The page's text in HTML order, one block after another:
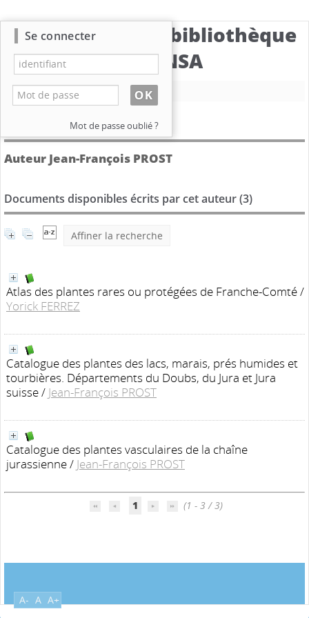
Catalogue de la bibliothèque
du CBNSA
Nouvelle recherche
Détail de l'auteur
Auteur Jean-François PROST
Documents disponibles écrits par cet auteur (3)
Affiner la recherche
Atlas des plantes rares ou protégées de Franche-Comté/
Yorick FERREZ
Catalogue des plantes des lacs, marais, prés humides et
tourbières. Départements du Doubs, du Jura et Jura
suisse/ Jean-François PROST
Catalogue des plantes vasculaires de la chaîne
jurassienne/ Jean-François PROST
1 (1 - 3 / 3)
A- A A+
Se connecter
Mot de passe oublié ?